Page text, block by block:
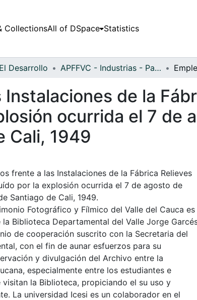
CollectionsAll of DSpace Statistics
El Desarrollo APFFVC - Industrias - Patrimonial
de la
ocurrida el 7 de
Cali, 1949
frente a las Instalaciones de la Fábrica Relieves
por la explosión ocurrida el 7 de agosto de
Santiago de Cali, 1949.
Fotográfico y Fílmico del Valle del Cauca es
Biblioteca Departamental del Valle Jorge
de cooperación suscrito con la Secretaria del
con el fin de aunar esfuerzos para su
y divulgación del Archivo entre la
especialmente entre los estudiantes e
visitan la Biblioteca, propiciando el su uso y
La universidad Icesi es un colaborador en el